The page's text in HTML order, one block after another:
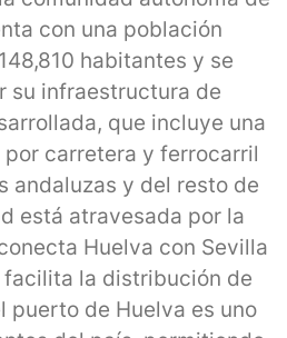
con una población
habitantes y se
su infraestructura de
que incluye una
carretera y ferrocarril
andaluzas y del resto de
está atravesada por la
Huelva con Sevilla
la distribución de
puerto de Huelva es uno